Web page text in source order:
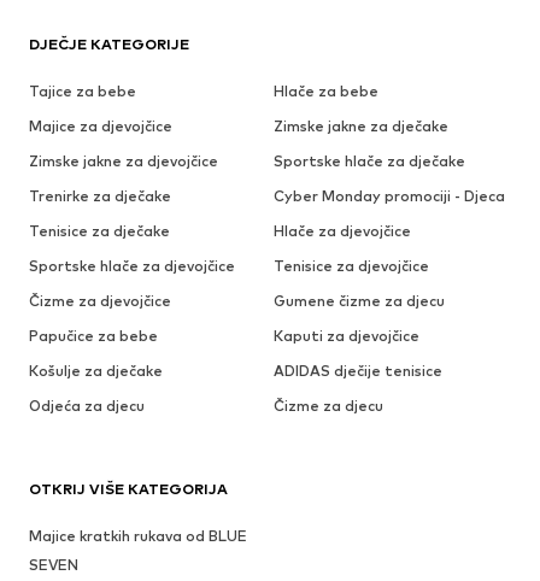
DJEČJE KATEGORIJE
Tajice za bebe
Hlače za bebe
Majice za djevojčice
Zimske jakne za dječake
Zimske jakne za djevojčice
Sportske hlače za dječake
Trenirke za dječake
Cyber Monday promociji - Djeca
Tenisice za dječake
Hlače za djevojčice
Sportske hlače za djevojčice
Tenisice za djevojčice
Čizme za djevojčice
Gumene čizme za djecu
Papučice za bebe
Kaputi za djevojčice
Košulje za dječake
ADIDAS dječije tenisice
Odjeća za djecu
Čizme za djecu
OTKRIJ VIŠE KATEGORIJA
Majice kratkih rukava od BLUE
SEVEN